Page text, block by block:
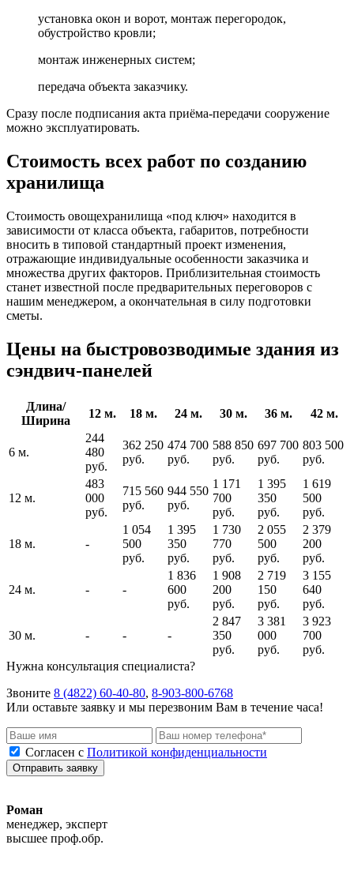
установка окон и ворот, монтаж перегородок,
обустройство кровли;
монтаж инженерных систем;
передача объекта заказчику.
Сразу после подписания акта приёма-передачи сооружение
можно эксплуатировать.
Стоимость всех работ по созданию
хранилища
Стоимость овощехранилища «под ключ» находится в
зависимости от класса объекта, габаритов, потребности
вносить в типовой стандартный проект изменения,
отражающие индивидуальные особенности заказчика и
множества других факторов. Приблизительная стоимость
станет известной после предварительных переговоров с
нашим менеджером, а окончательная в силу подготовки
сметы.
Цены на быстровозводимые здания из
сэндвич-панелей
Длина/
Ширина
12 м. 18 м. 24 м. 30 м. 36 м. 42 м.
6 м.
244
480
руб.
362 250
руб.
474 700
руб.
588 850
руб.
697 700
руб.
803 500
руб.
12 м.
483
000
руб.
715 560
руб.
944 550
руб.
1 171
700
руб.
1 395
350
руб.
1 619
500
руб.
18 м. -
1 054
500
руб.
1 395
350
руб.
1 730
770
руб.
2 055
500
руб.
2 379
200
руб.
24 м. - -
1 836
600
руб.
1 908
200
руб.
2 719
150
руб.
3 155
640
руб.
30 м. - - -
2 847
350
руб.
3 381
000
руб.
3 923
700
руб.
Нужна консультация специалиста?
Звоните 8 (4822) 60-40-80, 8-903-800-6768
Или оставьте заявку и мы перезвоним Вам в течение часа!
Согласен с Политикой конфиденциальности
Отправить заявку
Роман
менеджер, эксперт
высшее проф.обр.